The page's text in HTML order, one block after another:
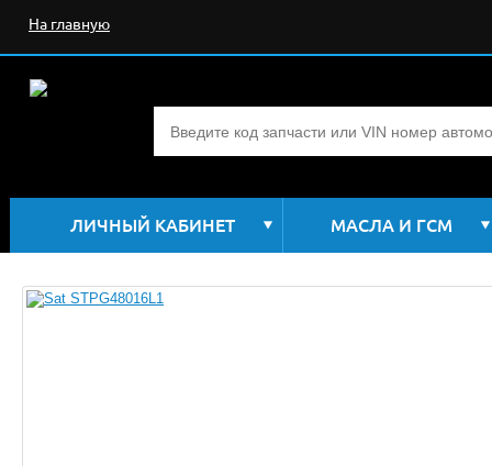
На главную
ЛИЧНЫЙ КАБИНЕТ МАСЛА И ГСМ